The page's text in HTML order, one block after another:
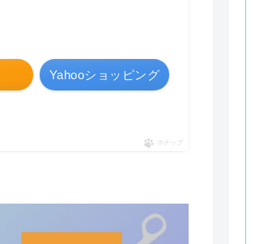
Yahooショッピング
ポチップ